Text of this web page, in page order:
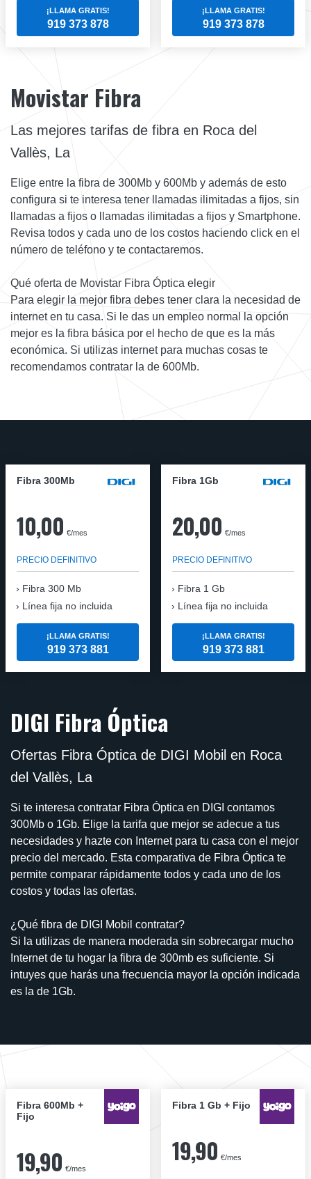
¡LLAMA GRATIS!
919 373 878
¡LLAMA GRATIS!
919 373 878
Movistar Fibra
Las mejores tarifas de fibra en Roca del
Vallès, La
Elige entre la fibra de 300Mb y 600Mb y además de esto
configura si te interesa tener llamadas ilimitadas a fijos, sin
llamadas a fijos o llamadas ilimitadas a fijos y Smartphone.
Revisa todos y cada uno de los costos haciendo click en el
número de teléfono y te contactaremos.
Qué oferta de Movistar Fibra Óptica elegir
Para elegir la mejor fibra debes tener clara la necesidad de
internet en tu casa. Si le das un empleo normal la opción
mejor es la fibra básica por el hecho de que es la más
económica. Si utilizas internet para muchas cosas te
recomendamos contratar la de 600Mb.
Fibra 300Mb
10,00 €/mes
PRECIO DEFINITIVO
Fibra 300 Mb
Línea fija no incluida
¡LLAMA GRATIS!
919 373 881
Fibra 1Gb
20,00 €/mes
PRECIO DEFINITIVO
Fibra 1 Gb
Línea fija no incluida
¡LLAMA GRATIS!
919 373 881
DIGI Fibra Óptica
Ofertas Fibra Óptica de DIGI Mobil en Roca
del Vallès, La
Si te interesa contratar Fibra Óptica en DIGI contamos
300Mb o 1Gb. Elige la tarifa que mejor se adecue a tus
necesidades y hazte con Internet para tu casa con el mejor
precio del mercado. Esta comparativa de Fibra Óptica te
permite comparar rápidamente todos y cada uno de los
costos y todas las ofertas.
¿Qué fibra de DIGI Mobil contratar?
Si la utilizas de manera moderada sin sobrecargar mucho
Internet de tu hogar la fibra de 300mb es suficiente. Si
intuyes que harás una frecuencia mayor la opción indicada
es la de 1Gb.
Fibra 600Mb +
Fijo
19,90 €/mes
Fibra 1 Gb + Fijo
19,90 €/mes